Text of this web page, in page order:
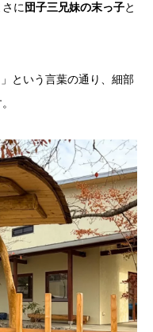
に 団子三兄妹の末っ子と
という言葉の通り、細部